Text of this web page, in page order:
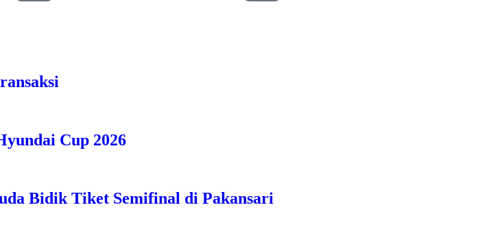
Cup 2026
Bidik Tiket Semifinal di Pakansari